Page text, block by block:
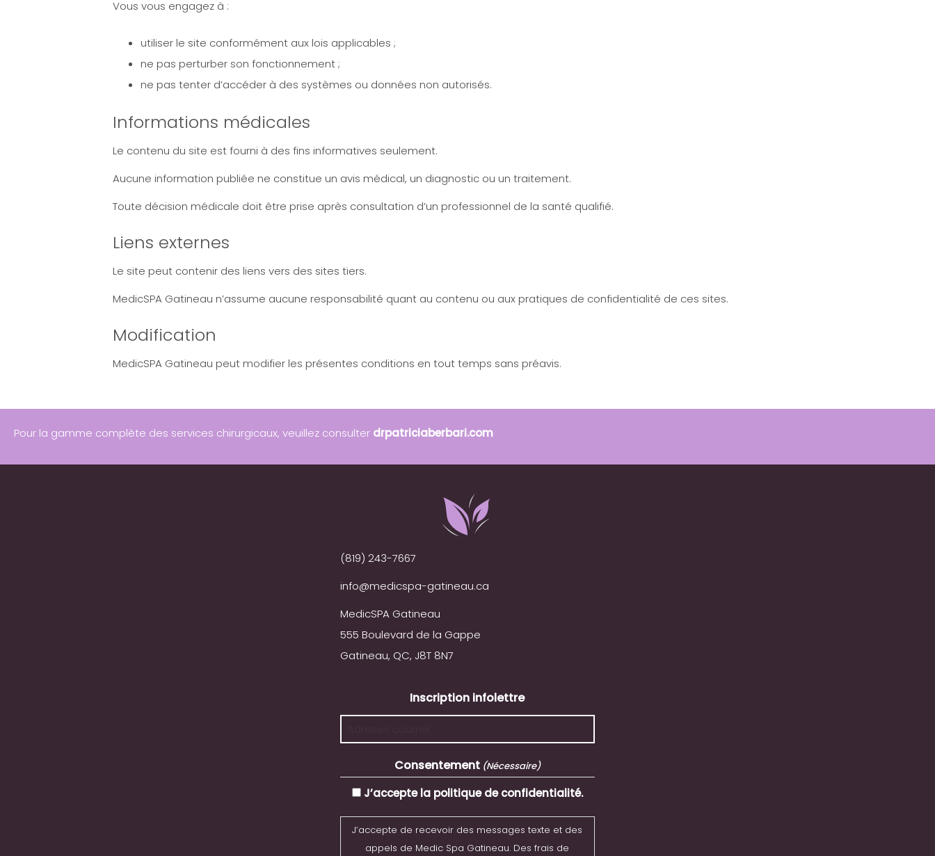
Vous vous engagez à :
utiliser le site conformément aux lois applicables ;
ne pas perturber son fonctionnement ;
ne pas tenter d’accéder à des systèmes ou données non autorisés.
Informations médicales
Le contenu du site est fourni à des fins informatives seulement.
Aucune information publiée ne constitue un avis médical, un diagnostic ou un traitement.
Toute décision médicale doit être prise après consultation d’un professionnel de la santé qualifié.
Liens externes
Le site peut contenir des liens vers des sites tiers.
MedicSPA Gatineau n’assume aucune responsabilité quant au contenu ou aux pratiques de confidentialité de ces sites.
Modification
MedicSPA Gatineau peut modifier les présentes conditions en tout temps sans préavis.
Pour la gamme complète des services chirurgicaux, veuillez consulter drpatriciaberbari.com
(819) 243-7667
info@medicspa-gatineau.ca
MedicSPA Gatineau
555 Boulevard de la Gappe
Gatineau, QC, J8T 8N7
Inscription infolettre
Consentement (Nécessaire)
J’accepte la politique de confidentialité.
J’accepte de recevoir des messages texte et des
appels de Medic Spa Gatineau. Des frais de